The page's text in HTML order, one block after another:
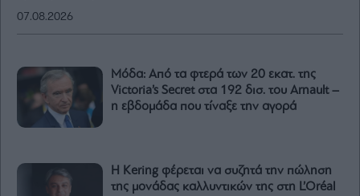
07.08.2026
Μόδα: Από τα φτερά των 20 εκατ. της
Victoria’s Secret στα 192 δισ. του Arnault –
η εβδομάδα που τίναξε την αγορά
Η Kering φέρεται να συζητά την πώληση
της μονάδας καλλυντικών της στη L’Oréal